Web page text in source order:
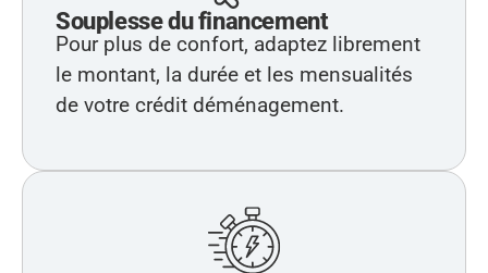
Souplesse du financement
Pour plus de confort, adaptez librement
le montant, la durée et les mensualités
de votre crédit déménagement.